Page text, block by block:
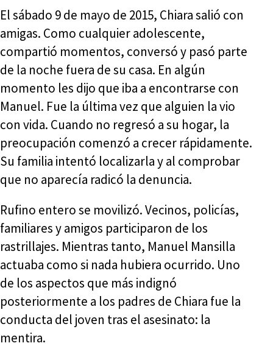
El sábado 9 de mayo de 2015, Chiara salió con
amigas. Como cualquier adolescente,
compartió momentos, conversó y pasó parte
de la noche fuera de su casa. En algún
momento les dijo que iba a encontrarse con
Manuel. Fue la última vez que alguien la vio
con vida. Cuando no regresó a su hogar, la
preocupación comenzó a crecer rápidamente.
Su familia intentó localizarla y al comprobar
que no aparecía radicó la denuncia.
Rufino entero se movilizó. Vecinos, policías,
familiares y amigos participaron de los
rastrillajes. Mientras tanto, Manuel Mansilla
actuaba como si nada hubiera ocurrido. Uno
de los aspectos que más indignó
posteriormente a los padres de Chiara fue la
conducta del joven tras el asesinato: la
mentira.